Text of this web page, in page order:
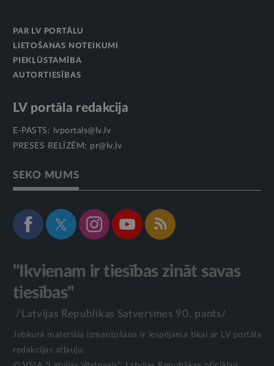
PAR LV PORTĀLU
LIETOŠANAS NOTEIKUMI
PIEKĻŪSTAMĪBA
AUTORTIESĪBAS
LV portāla redakcija
E-PASTS:
lvportals@lv.lv
PRESES RELĪZĒM: pr@lv.lv
SEKO MUMS
"Ikvienam ir tiesības zināt savas
tiesības"
/Latvijas Republikas Satversmes 90. pants/
Jebkura materiāla izmantošana ir iespējama tikai ar LV portāla
redakcijas atļauju.